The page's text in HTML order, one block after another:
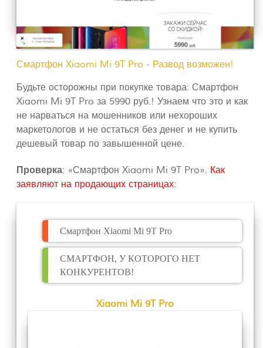
Смартфон Xiaomi Mi 9T Pro - Развод возможен!
Будьте осторожны при покупке товара: Смартфон
Xiaomi Mi 9T Pro за 5990 руб.! Узнаем что это и как
не нарваться на мошенников или нехороших
маркетологов и не остаться без денег и не купить
дешевый товар по завышенной цене.
Проверка: «Смартфон Xiaomi Mi 9T Pro». Как
заявляют на продающих страницах:
Смартфон Xiaomi Mi 9T Pro
СМАРТФОН, У КОТОРОГО НЕТ
КОНКУРЕНТОВ!
Xiaomi Mi 9T Pro